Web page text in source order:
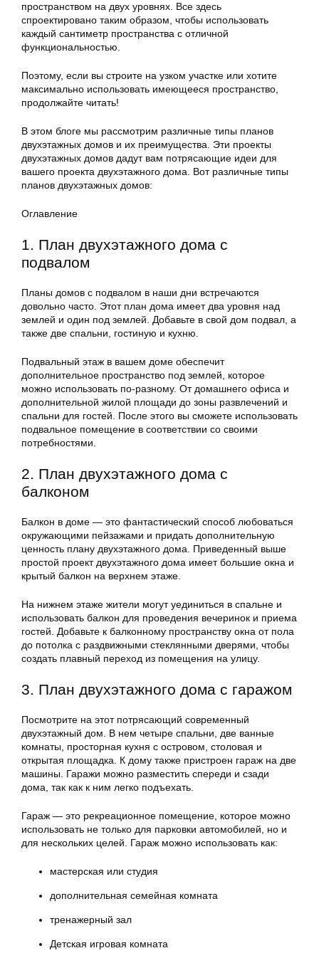
пространством на двух уровнях. Все здесь
спроектировано таким образом, чтобы использовать
каждый сантиметр пространства с отличной
функциональностью.
Поэтому, если вы строите на узком участке или хотите
максимально использовать имеющееся пространство,
продолжайте читать!
В этом блоге мы рассмотрим различные типы планов
двухэтажных домов и их преимущества. Эти проекты
двухэтажных домов дадут вам потрясающие идеи для
вашего проекта двухэтажного дома. Вот различные типы
планов двухэтажных домов:
Оглавление
1. План двухэтажного дома с
подвалом
Планы домов с подвалом в наши дни встречаются
довольно часто. Этот план дома имеет два уровня над
землей и один под землей. Добавьте в свой дом подвал, а
также две спальни, гостиную и кухню.
Подвальный этаж в вашем доме обеспечит
дополнительное пространство под землей, которое
можно использовать по-разному. От домашнего офиса и
дополнительной жилой площади до зоны развлечений и
спальни для гостей. После этого вы сможете использовать
подвальное помещение в соответствии со своими
потребностями.
2. План двухэтажного дома с
балконом
Балкон в доме — это фантастический способ любоваться
окружающими пейзажами и придать дополнительную
ценность плану двухэтажного дома. Приведенный выше
простой проект двухэтажного дома имеет большие окна и
крытый балкон на верхнем этаже.
На нижнем этаже жители могут уединиться в спальне и
использовать балкон для проведения вечеринок и приема
гостей. Добавьте к балконному пространству окна от пола
до потолка с раздвижными стеклянными дверями, чтобы
создать плавный переход из помещения на улицу.
3. План двухэтажного дома с гаражом
Посмотрите на этот потрясающий современный
двухэтажный дом. В нем четыре спальни, две ванные
комнаты, просторная кухня с островом, столовая и
открытая площадка. К дому также пристроен гараж на две
машины. Гаражи можно разместить спереди и сзади
дома, так как к ним легко подъехать.
Гараж — это рекреационное помещение, которое можно
использовать не только для парковки автомобилей, но и
для нескольких целей. Гараж можно использовать как:
мастерская или студия
дополнительная семейная комната
тренажерный зал
Детская игровая комната